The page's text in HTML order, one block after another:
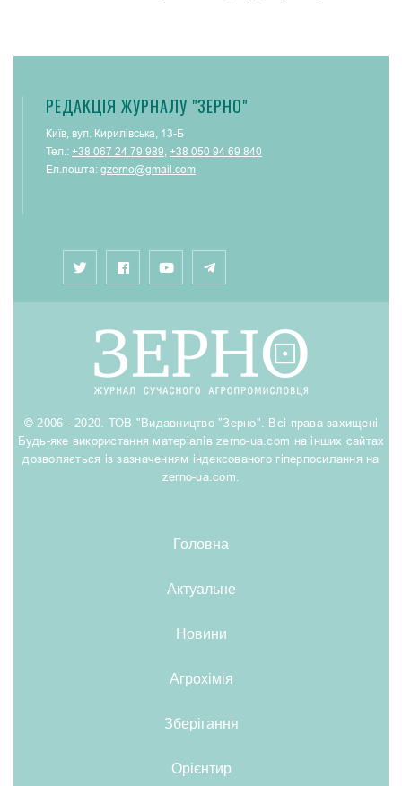
РЕДАКЦІЯ ЖУРНАЛУ "ЗЕРНО"
Київ, вул. Кирилівська, 13-Б
Тел.: +38 067 24 79 989, +38 050 94 69 840
Ел.пошта: gzerno@gmail.com
© 2006 - 2020. ТОВ "Видавництво "Зерно". Всі права захищені
Будь-яке використання матеріалів zerno-ua.com на інших сайтах
дозволяється із зазначенням індексованого гіперпосилання на
zerno-ua.com.
Головна
Актуальне
Новини
Агрохімія
Зберігання
Орієнтир